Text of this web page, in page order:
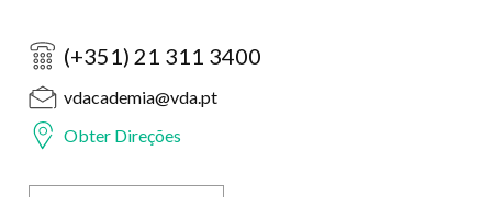
(+351) 21 311 3400
vdacademia@vda.pt
Obter Direções